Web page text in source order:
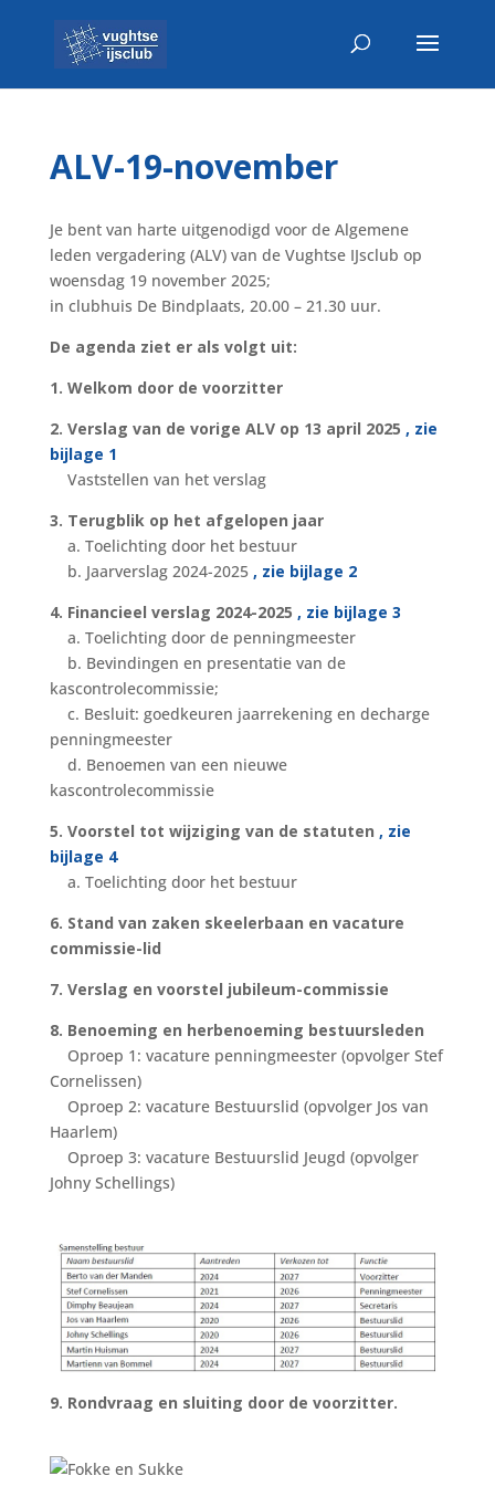
ALV-19-november
Je bent van harte uitgenodigd voor de Algemene
leden vergadering (ALV) van de Vughtse IJsclub op
woensdag 19 november 2025;
in clubhuis De Bindplaats, 20.00 – 21.30 uur.
De agenda ziet er als volgt uit:
1. Welkom door de voorzitter
2. Verslag van de vorige ALV op 13 april 2025 , zie
bijlage 1
Vaststellen van het verslag
3. Terugblik op het afgelopen jaar
a. Toelichting door het bestuur
b. Jaarverslag 2024-2025 , zie bijlage 2
4. Financieel verslag 2024-2025 , zie bijlage 3
a. Toelichting door de penningmeester
b. Bevindingen en presentatie van de
kascontrolecommissie;
c. Besluit: goedkeuren jaarrekening en decharge
penningmeester
d. Benoemen van een nieuwe
kascontrolecommissie
5. Voorstel tot wijziging van de statuten , zie
bijlage 4
a. Toelichting door het bestuur
6. Stand van zaken skeelerbaan en vacature
commissie-lid
7. Verslag en voorstel jubileum-commissie
8. Benoeming en herbenoeming bestuursleden
Oproep 1: vacature penningmeester (opvolger Stef
Cornelissen)
Oproep 2: vacature Bestuurslid (opvolger Jos van
Haarlem)
Oproep 3: vacature Bestuurslid Jeugd (opvolger
Johny Schellings)
9. Rondvraag en sluiting door de voorzitter.